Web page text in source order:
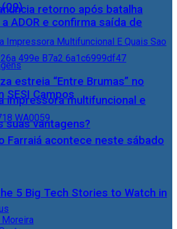
impressora multifuncional e
suas vantagens?
5 Big Tech Stories to Watch in
retorno após batalha
ADOR e confirma saída de
estreia “Entre Brumas” no
SESI Campos
Farraiá acontece neste sábado